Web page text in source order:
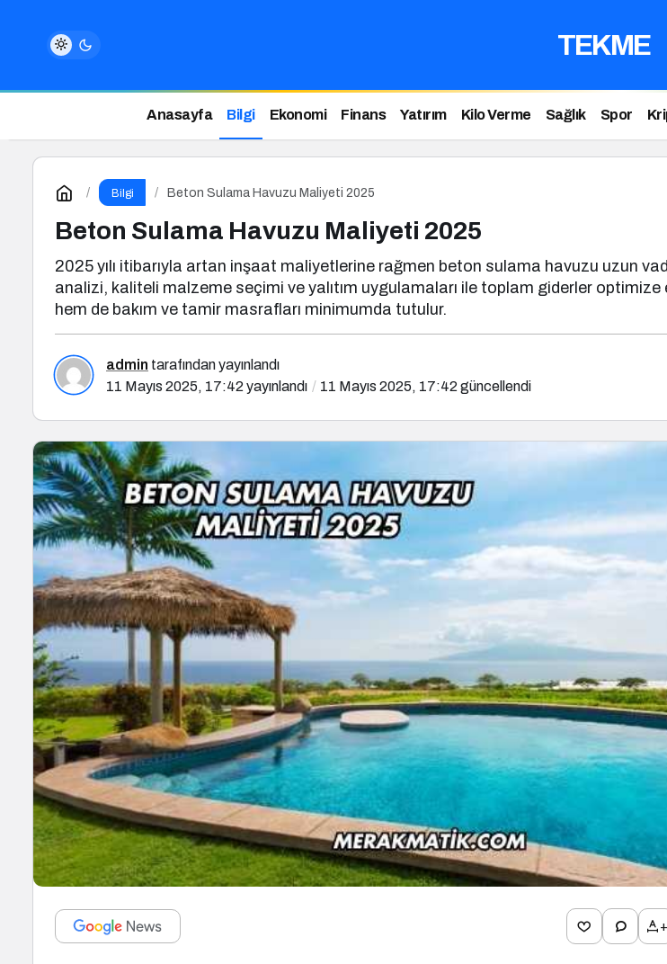
TEKME
Anasayfa Bilgi Ekonomi Finans Yatırım Kilo Verme Sağlık Spor
Bilgi Beton Sulama Havuzu Maliyeti 2025
Beton Sulama Havuzu Maliyeti 2025
2025 yılı itibarıyla artan inşaat maliyetlerine rağmen beton sulama havuzu uzun
analizi, kaliteli malzeme seçimi ve yalıtım uygulamaları ile toplam giderler
hem de bakım ve tamir masrafları minimumda tutulur.
admin tarafından yayınlandı
11 Mayıs 2025, 17:42 yayınlandı 11 Mayıs 2025, 17:42 güncellendi
+